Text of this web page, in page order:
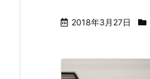
2018年3月27日